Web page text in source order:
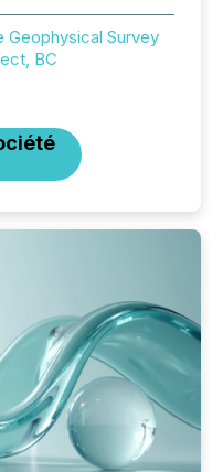
Geophysical Survey
BC